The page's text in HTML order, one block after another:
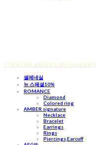
FOREVER BEGINS WITH AMBER
셀레네실
뉴 스페셜10%
ROMANCE
Diamond
Colored ring
AMBER signature
Necklace
Bracelet
Earrings
Rings
Piercings,Earcuff